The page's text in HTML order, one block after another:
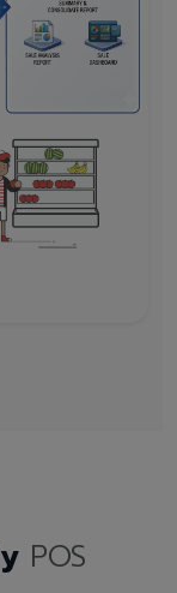
POS